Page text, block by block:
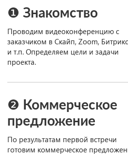
❶ Знакомство
Проводим видеоконференцию с
заказчиком в Скайп, Zoom,
и т.п. Определяем цели и задачи
проекта.
❷ Коммерческое
предложение
По результатам первой встречи
готовим коммерческое